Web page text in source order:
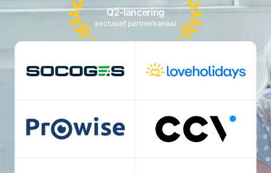
Q2-lancering
exclusief partnerkanaal